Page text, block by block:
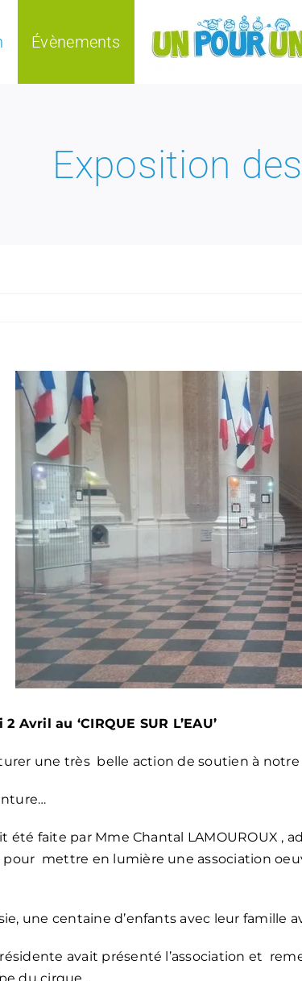
Évènements
Exposition
au ‘CIRQUE SUR L’EAU’
une très belle action de soutien à
été faite par Mme Chantal LAMOUROUX
pour mettre en lumière une association
une centaine d’enfants avec leur famille
avait présenté l’association et